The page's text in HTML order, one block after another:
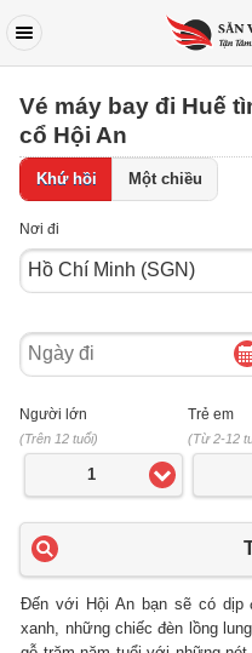
Vé máy bay đi Huế
cổ Hội An
Khứ hồi Một chiều
Nơi đi
Ngày
đi
Người lớn
(Trên 12 tuổi)
1
Trẻ em
(Từ 2-12
Đến với Hội An bạn sẽ có dịp
xanh, những chiếc đèn lồng